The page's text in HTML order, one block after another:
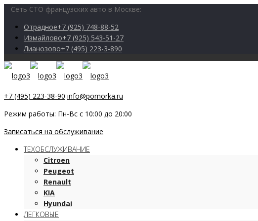
Сеть СТО французских авто в Москве:
Отрадное+7 (925) 748-88-52
Измайлово+7 (925) 543-51-27
Лианозово+7 (495) 223-3-890
+7 (495) 223-38-90 info@pomorka.ru
Режим работы: Пн-Вс с 10:00 до 20:00
Записаться на обслуживание
ТЕХОБСЛУЖИВАНИЕ
Citroen
Peugeot
Renault
KIA
Hyundai
ЛЕГКОВЫЕ